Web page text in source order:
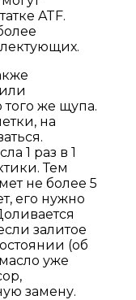
ATF.
же щупа.
на
1 раз в 1
Тем
не более 5
его нужно
залитое
(об
уже
замену.